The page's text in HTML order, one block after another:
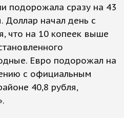
подорожала сразу на 43
Доллар начал день с
что на 10 копеек выше
Евро подорожал на
с официальным
40,8 рубля,